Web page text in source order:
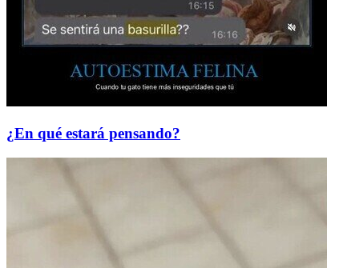
¿En qué estará pensando?